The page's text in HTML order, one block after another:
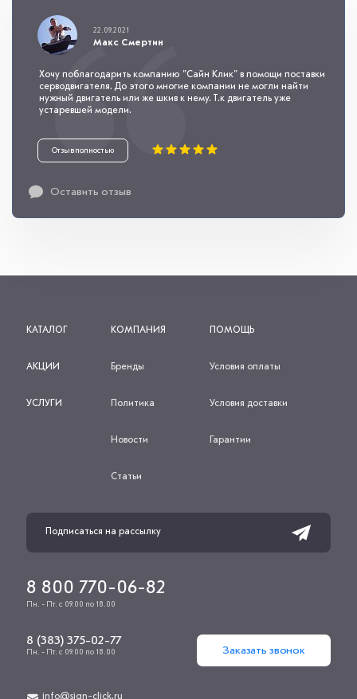
Оставить отзыв
22.09.2021
Макс Смертин
Хочу поблагодарить компанию "Сайн Клик" в помощи поставки
серводвигателя. До этого многие компании не могли найти
нужный двигатель или же шкив к нему. Т.к двигатель уже
устаревшей модели.
Отзыв полностью
КАТАЛОГ
АКЦИИ
УСЛУГИ
КОМПАНИЯ
Бренды
Политика
Новости
Статьи
ПОМОЩЬ
Условия оплаты
Условия доставки
Гарантии
8 800 770-06-82
Пн. - Пт. с 09.00 по 18.00
8 (383) 375-02-77
Пн. - Пт. с 09.00 по 18.00 Заказать звонок
info@sign-click.ru